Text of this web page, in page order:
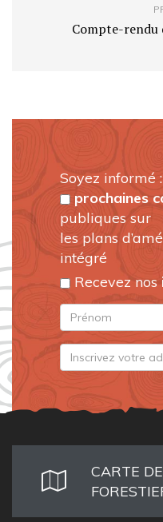
Compte-rendu
Soyez informé :
prochaines
publiques sur
les plans
intégré
Recevez nos
CARTE